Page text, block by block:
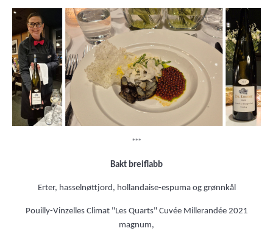
***
Bakt breiflabb
Erter, hasselnøttjord, hollandaise-espuma og grønnkål
Pouilly-Vinzelles Climat "Les Quarts" Cuvée Millerandée 2021
magnum,